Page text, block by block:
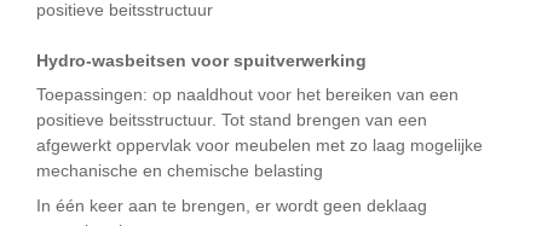
positieve beitsstructuur
Hydro-wasbeitsen voor spuitverwerking
Toepassingen: op naaldhout voor het bereiken van een
positieve beitsstructuur. Tot stand brengen van een
afgewerkt oppervlak voor meubelen met zo laag mogelijke
mechanische en chemische belasting
In één keer aan te brengen, er wordt geen deklaag